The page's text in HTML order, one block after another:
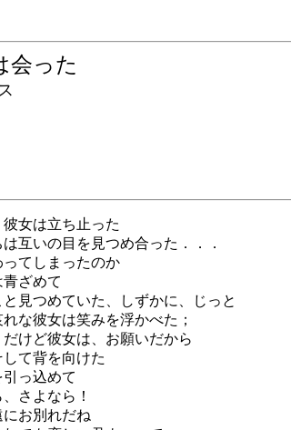
会った
女は立ち止った
互いの目を見つめ合った．．．
てしまったのか
ざめて
見つめていた、しずかに、じっと
な彼女は笑みを浮かべた；
けど彼女は、お願いだから
て背を向けた
っ込めて
さよなら！
お別れだね